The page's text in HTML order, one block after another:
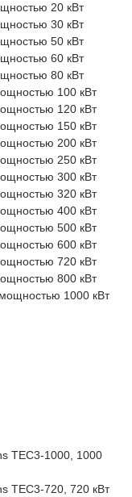
20 кВт
30 кВт
50 кВт
60 кВт
80 кВт
100 кВт
120 кВт
150 кВт
200 кВт
250 кВт
300 кВт
320 кВт
400 кВт
500 кВт
600 кВт
720 кВт
800 кВт
1000 кВт
TEC3-1000, 1000
TEC3-720, 720 кВт